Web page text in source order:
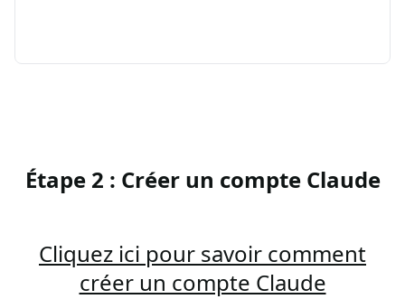
Étape 2 : Créer un compte Claude
Cliquez ici pour savoir comment
créer un compte Claude